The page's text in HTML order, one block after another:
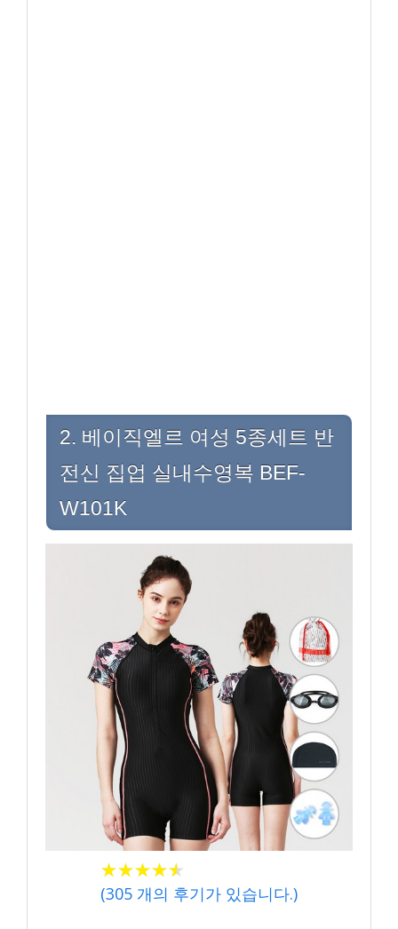
2. 베이직엘르 여성 5종세트 반
전신 집업 실내수영복 BEF-
W101K
★★★★★
★★★★★
(305 개의 후기가 있습니다.)